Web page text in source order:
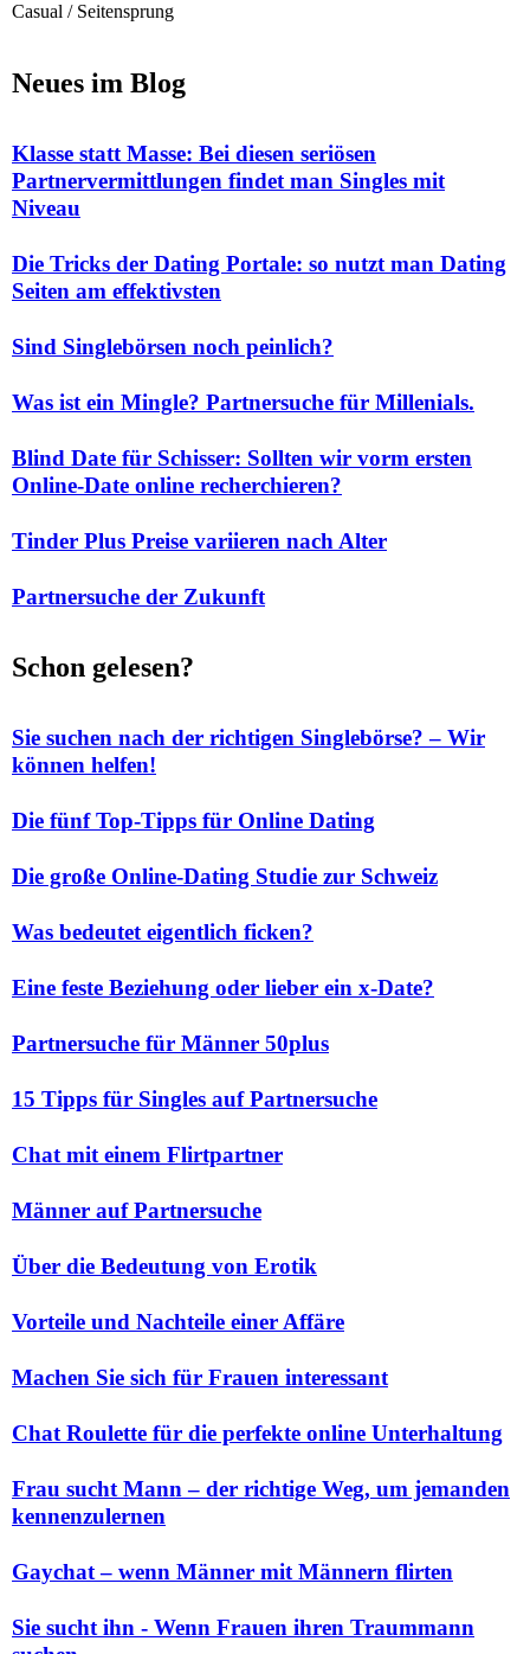
Casual / Seitensprung
Neues im Blog
Klasse statt Masse: Bei diesen seriösen
Partnervermittlungen findet man Singles mit
Niveau
Die Tricks der Dating Portale: so nutzt man Dating
Seiten am effektivsten
Sind Singlebörsen noch peinlich?
Was ist ein Mingle? Partnersuche für Millenials.
Blind Date für Schisser: Sollten wir vorm ersten
Online-Date online recherchieren?
Tinder Plus Preise variieren nach Alter
Partnersuche der Zukunft
Schon gelesen?
Sie suchen nach der richtigen Singlebörse? – Wir
können helfen!
Die fünf Top-Tipps für Online Dating
Die große Online-Dating Studie zur Schweiz
Was bedeutet eigentlich ficken?
Eine feste Beziehung oder lieber ein x-Date?
Partnersuche für Männer 50plus
15 Tipps für Singles auf Partnersuche
Chat mit einem Flirtpartner
Männer auf Partnersuche
Über die Bedeutung von Erotik
Vorteile und Nachteile einer Affäre
Machen Sie sich für Frauen interessant
Chat Roulette für die perfekte online Unterhaltung
Frau sucht Mann – der richtige Weg, um jemanden
kennenzulernen
Gaychat – wenn Männer mit Männern flirten
Sie sucht ihn - Wenn Frauen ihren Traummann